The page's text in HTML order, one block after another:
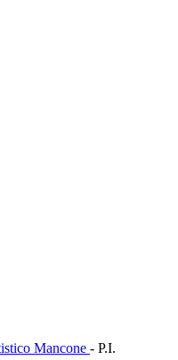
Mancone - P.I.